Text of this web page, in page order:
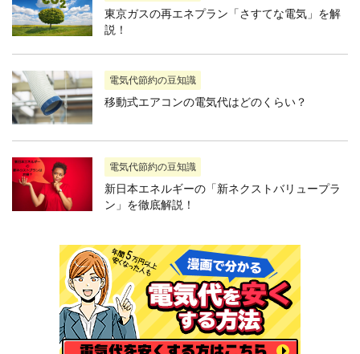
東京ガスの再エネプラン「さすてな電気」を解
説！
電気代節約の豆知識
移動式エアコンの電気代はどのくらい？
電気代節約の豆知識
新日本エネルギーの「新ネクストバリュープラ
ン」を徹底解説！